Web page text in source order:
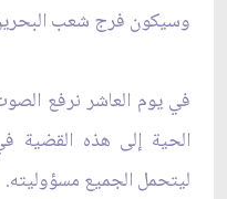
وسيكون فرج شعب
في يوم العاشر نرفع
الحية إلى هذه القضية
ليتحمل الجميع مسؤوليته.